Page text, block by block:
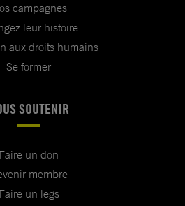
campagnes
leur histoire
aux droits humains
Se former
SOUTENIR
Faire un don
membre
Faire un legs